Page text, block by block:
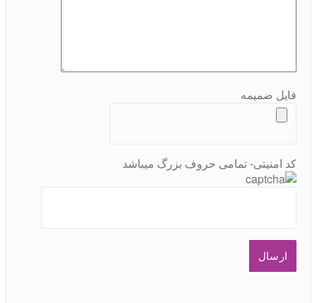
فایل ضمیمه
کد امنیتی- تمامی حروف بزرگ میباشد